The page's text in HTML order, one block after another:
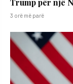
Trump për një
3 orë më parë